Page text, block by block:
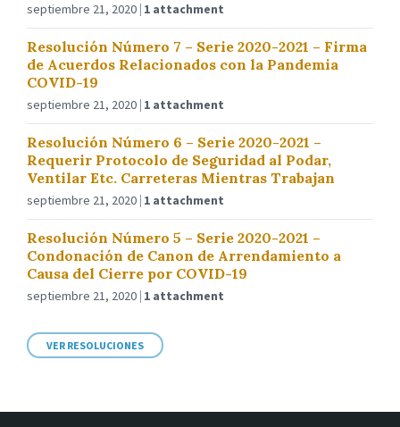
septiembre 21, 2020 1 attachment
Resolución Número 7 – Serie 2020-2021 – Firma
de Acuerdos Relacionados con la Pandemia
COVID-19
septiembre 21, 2020 1 attachment
Resolución Número 6 – Serie 2020-2021 –
Requerir Protocolo de Seguridad al Podar,
Ventilar Etc. Carreteras Mientras Trabajan
septiembre 21, 2020 1 attachment
Resolución Número 5 – Serie 2020-2021 –
Condonación de Canon de Arrendamiento a
Causa del Cierre por COVID-19
septiembre 21, 2020 1 attachment
VER RESOLUCIONES